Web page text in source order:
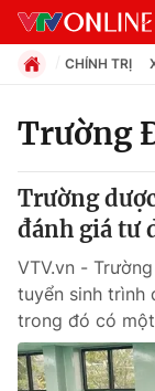
Chuyên mục
Chính trị
Xã hội
Pháp luật
CHÍNH TRỊ
Trường
Trường
đánh giá tư
VTV.vn -
tuyển sinh trình
trong đó có